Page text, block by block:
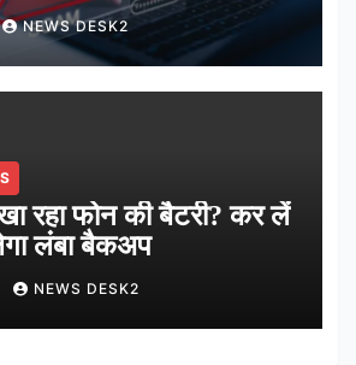
NEWS DESK2
रहा फोन की बैटरी? कर लें
लंबा बैकअप
NEWS DESK2